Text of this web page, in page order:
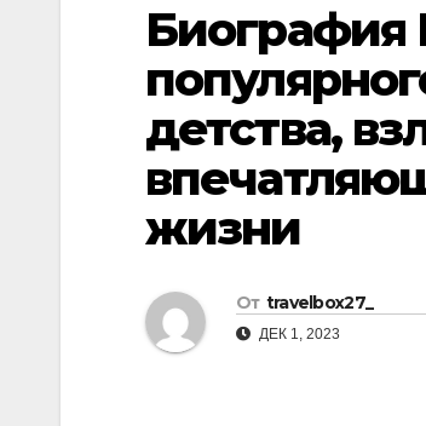
Биография
детства,
жизни
От travelbox27_
ДЕК 1, 2023